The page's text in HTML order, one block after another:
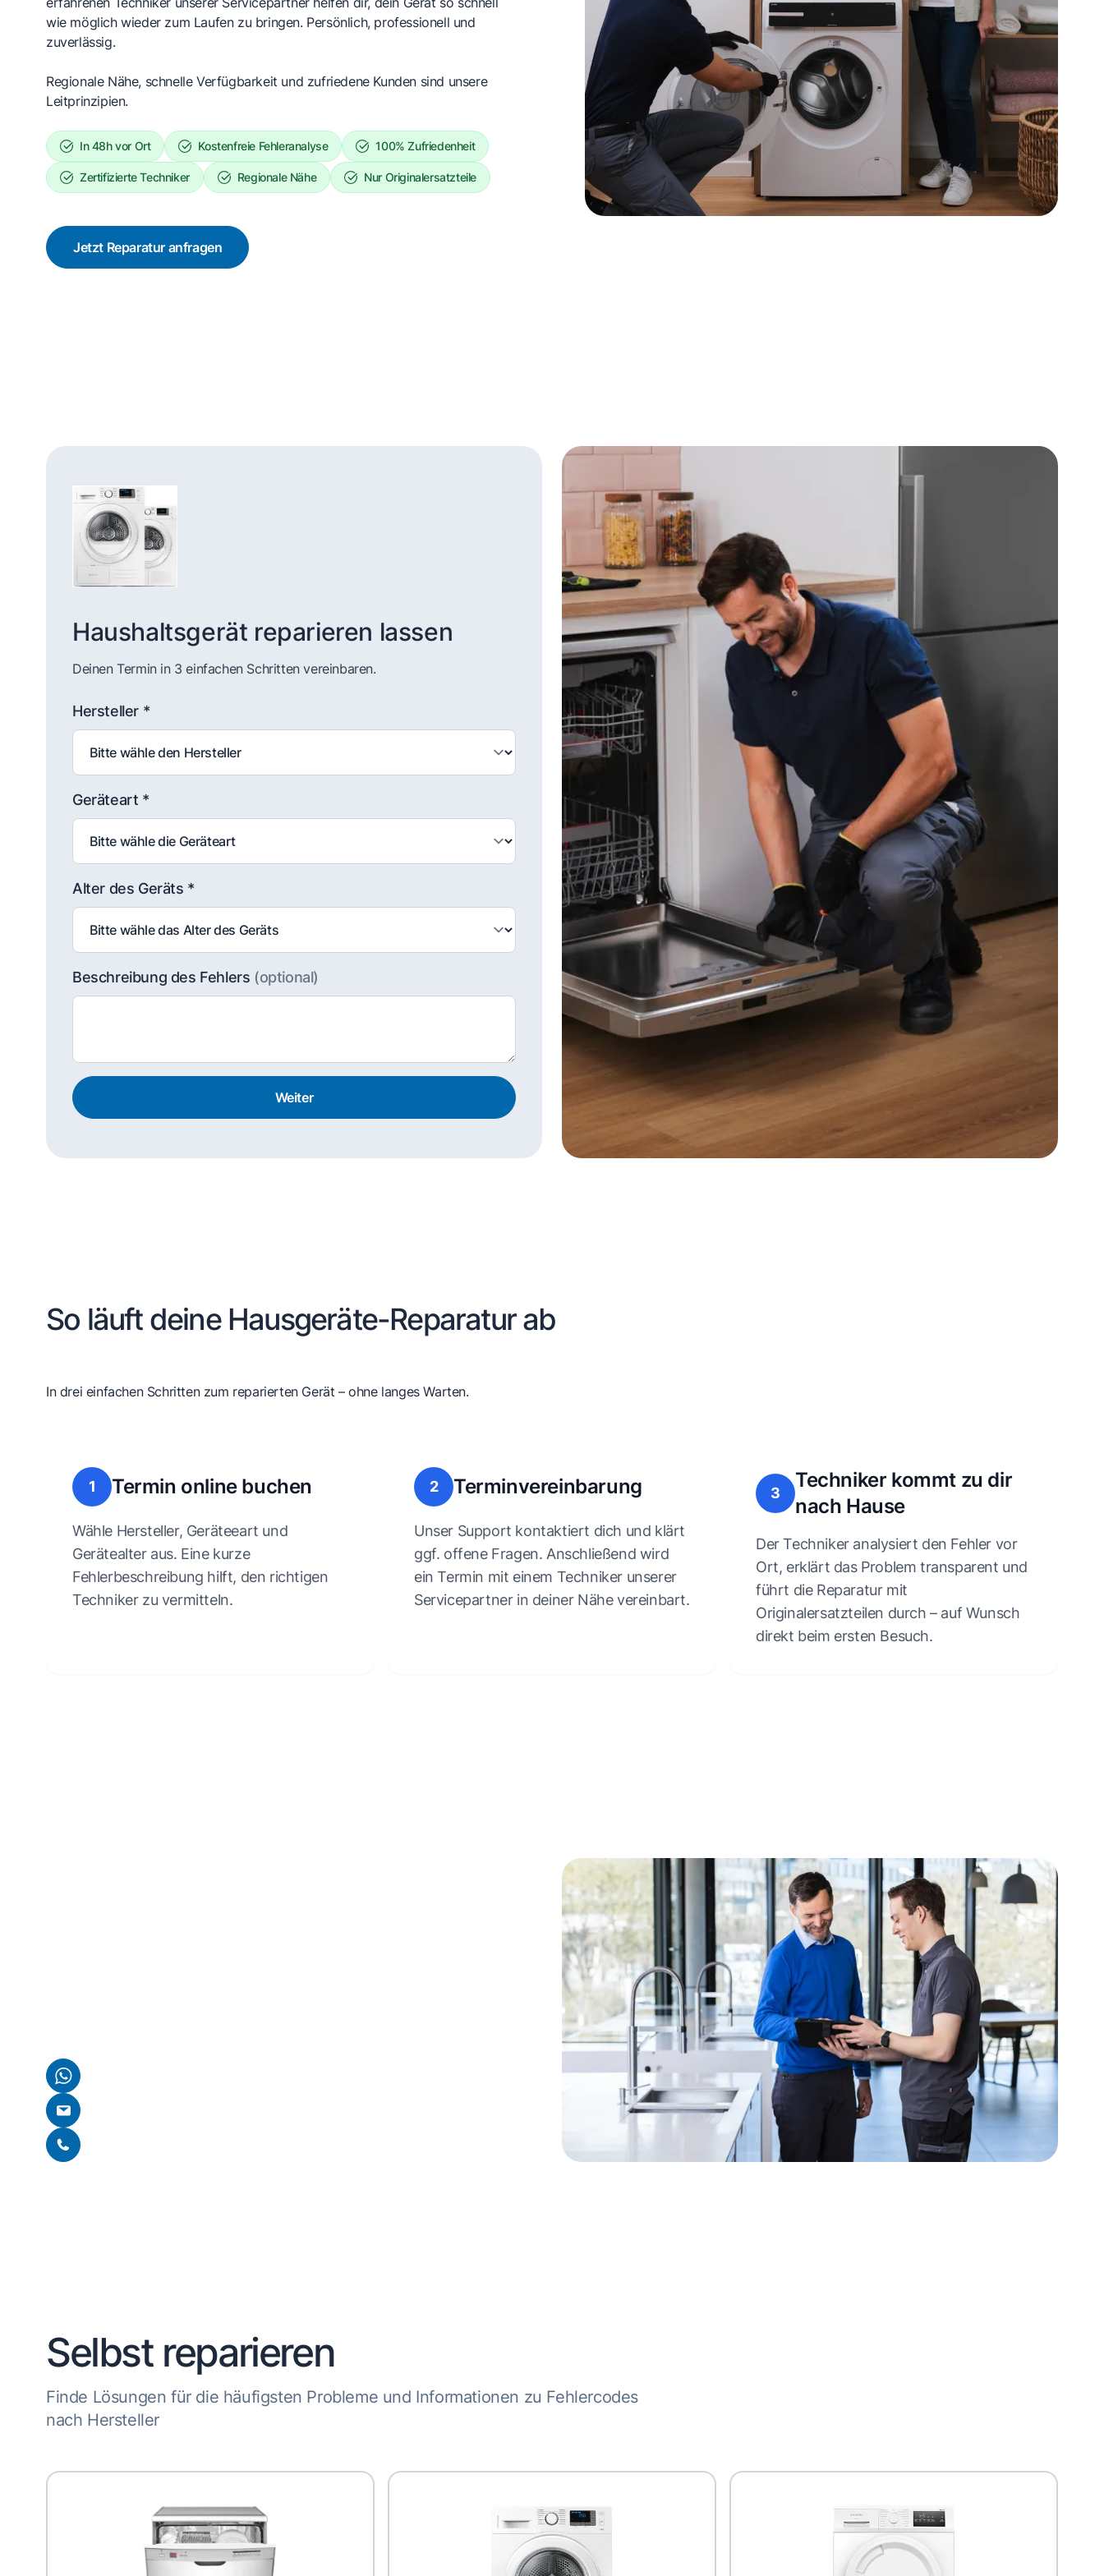
wie möglich wieder zum Laufen zu bringen. Persönlich, professionell und
zuverlässig.
Regionale Nähe, schnelle Verfügbarkeit und zufriedene Kunden sind unsere
Leitprinzipien.
In 48h vor Ort Kostenfreie Fehleranalyse 100% Zufriedenheit
Zertifizierte Techniker Regionale Nähe Nur Originalersatzteile
Jetzt Reparatur anfragen
Haushaltsgerät reparieren lassen
Deinen Termin in 3 einfachen Schritten vereinbaren.
Hersteller *
Geräteart *
Alter des Geräts *
Beschreibung des Fehlers (optional)
Weiter
So läuft deine Hausgeräte-Reparatur ab
In drei einfachen Schritten zum reparierten Gerät – ohne langes Warten.
1 Termin online buchen
Wähle Hersteller, Geräteeart und
Gerätealter aus. Eine kurze
Fehlerbeschreibung hilft, den richtigen
Techniker zu vermitteln.
2 Terminvereinbarung
Unser Support kontaktiert dich und klärt
ggf. offene Fragen. Anschließend wird
ein Termin mit einem Techniker unserer
Servicepartner in deiner Nähe vereinbart.
3
Techniker kommt zu dir
nach Hause
Der Techniker analysiert den Fehler vor
Ort, erklärt das Problem transparent und
führt die Reparatur mit
Originalersatzteilen durch – auf Wunsch
direkt beim ersten Besuch.
Selbst reparieren
Finde Lösungen für die häufigsten Probleme und Informationen zu Fehlercodes
nach Hersteller